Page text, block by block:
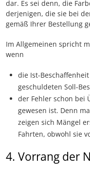
dar. Es sei denn, die
derjenigen, die sie bei
gemäß Ihrer Bestellung
Im Allgemeinen spricht
wenn
die Ist-
geschuldeten Soll-
der Fehler schon bei
gewesen ist. Denn
zeigen sich Mängel
Fahrten, obwohl sie
4. Vorrang der